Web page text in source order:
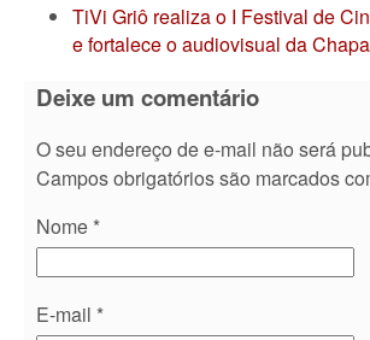
TiVi Griô realiza o I Festival de
e fortalece o audiovisual da
Deixe um comentário
O seu endereço de e-mail não será
Campos obrigatórios são marcados
Nome *
E-mail *